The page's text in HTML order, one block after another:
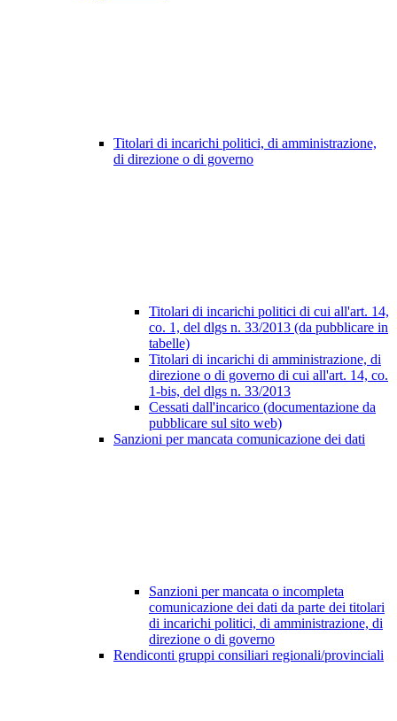
Titolari di incarichi politici, di amministrazione,
di direzione o di governo
Titolari di incarichi politici di cui all'art. 14,
co. 1, del dlgs n. 33/2013 (da pubblicare in
tabelle)
Titolari di incarichi di amministrazione, di
direzione o di governo di cui all'art. 14, co.
1-bis, del dlgs n. 33/2013
Cessati dall'incarico (documentazione da
pubblicare sul sito web)
Sanzioni per mancata comunicazione dei dati
Sanzioni per mancata o incompleta
comunicazione dei dati da parte dei titolari
di incarichi politici, di amministrazione, di
direzione o di governo
Rendiconti gruppi consiliari regionali/provinciali